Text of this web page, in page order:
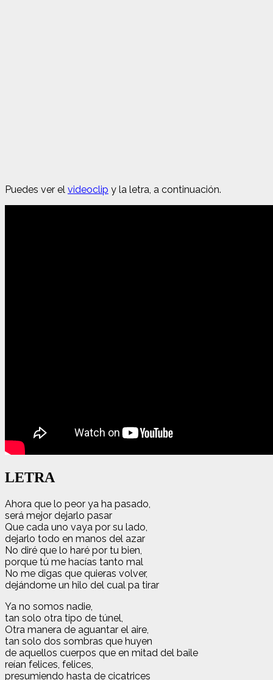
Puedes ver el videoclip y la letra, a continuación.
LETRA
Ahora que lo peor ya ha pasado,
será mejor dejarlo pasar
Que cada uno vaya por su lado,
dejarlo todo en manos del azar
No diré que lo haré por tu bien,
porque tú me hacías tanto mal
No me digas que quieras volver,
dejándome un hilo del cual pa tirar
Ya no somos nadie,
tan solo otra tipo de túnel,
Otra manera de aguantar el aire,
tan solo dos sombras que huyen
de aquellos cuerpos que en mitad del baile
reían felices, felices,
presumiendo hasta de cicatrices